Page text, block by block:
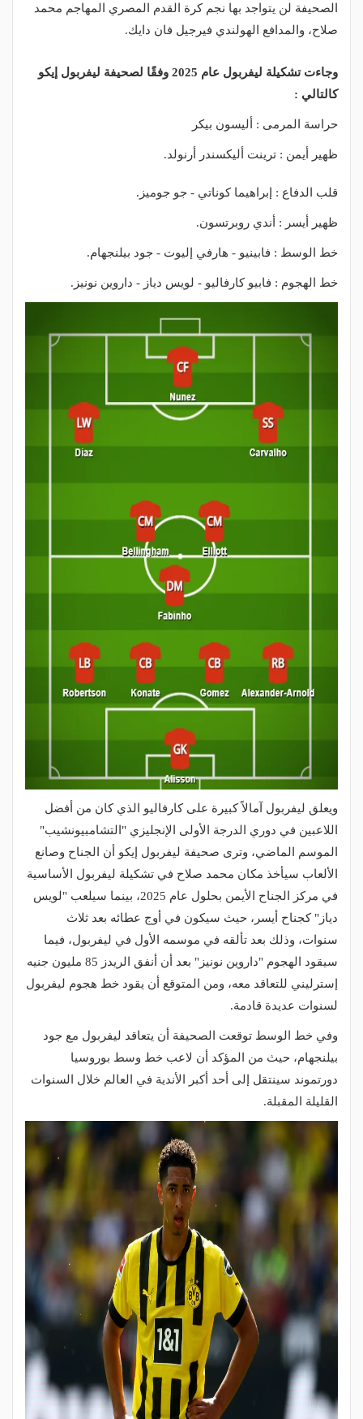
الصحيفة لن يتواجد بها نجم كرة القدم المصري المهاجم محمد
صلاح، والمدافع الهولندي فيرجيل فان دايك.
وجاءت تشكيلة ليفربول عام 2025 وفقًا لصحيفة ليفربول إيكو
كالتالي :
حراسة المرمى : أليسون بيكر
ظهير أيمن : ترينت أليكسندر أرنولد.
قلب الدفاع : إبراهيما كوناتي - جو جوميز.
ظهير أيسر : أندي روبرتسون.
خط الوسط : فابينيو - هارفي إليوت - جود بيلنجهام.
خط الهجوم : فابيو كارفاليو - لويس دياز - داروين نونيز.
ويعلق ليفربول آمالاً كبيرة على كارفاليو الذي كان من أفضل
اللاعبين في دوري الدرجة الأولى الإنجليزي "التشامبيونشيب"
الموسم الماضي، وترى صحيفة ليفربول إيكو أن الجناح وصانع
الألعاب سيأخذ مكان محمد صلاح في تشكيلة ليفربول الأساسية
في مركز الجناح الأيمن بحلول عام 2025، بينما سيلعب "لويس
دياز" كجناح أيسر، حيث سيكون في أوج عطائه بعد ثلاث
سنوات، وذلك بعد تألقه في موسمه الأول في ليفربول، فيما
سيقود الهجوم "داروين نونيز" بعد أن أنفق الريدز 85 مليون جنيه
إسترليني للتعاقد معه، ومن المتوقع أن يقود خط هجوم ليفربول
لسنوات عديدة قادمة.
وفي خط الوسط توقعت الصحيفة أن يتعاقد ليفربول مع جود
بيلنجهام، حيث من المؤكد أن لاعب خط وسط بوروسيا
دورتموند سينتقل إلى أحد أكبر الأندية في العالم خلال السنوات
القليلة المقبلة.